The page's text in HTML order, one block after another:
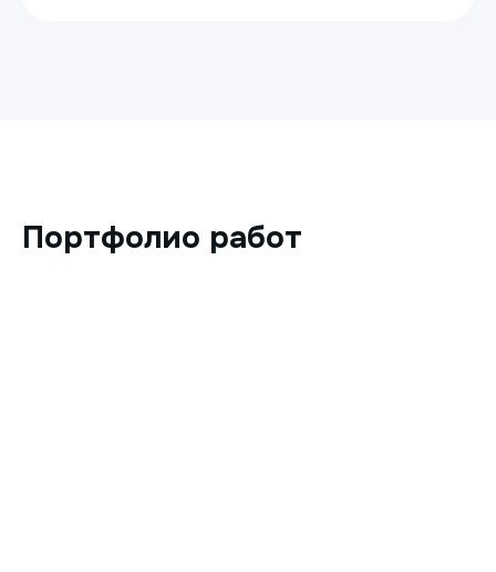
Портфолио работ